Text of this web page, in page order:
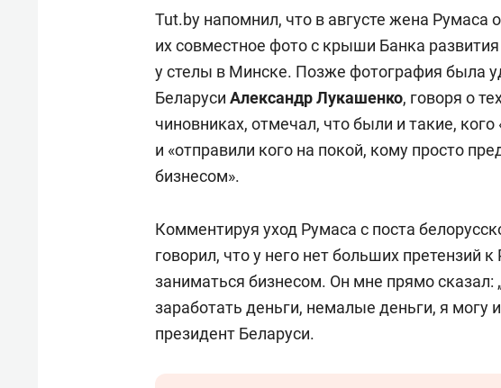
Tut.by напомнил, что в августе жена Румаса
их совместное фото с крыши Банка
у стелы в Минске. Позже фотография была
Беларуси Александр Лукашенко, говоря о
чиновниках, отмечал, что были и такие,
и «отправили кого на покой, кому просто
бизнесом».
Комментируя уход Румаса с поста
говорил, что у него нет больших претензий
заниматься бизнесом. Он мне прямо сказал:
заработать деньги, немалые деньги, я могу
президент Беларуси.